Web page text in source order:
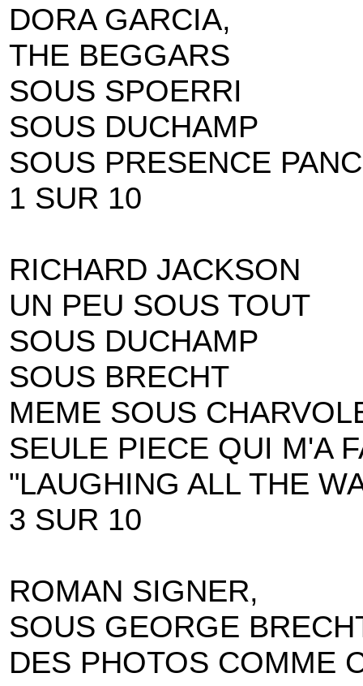
DORA GARCIA,
THE BEGGARS
SOUS SPOERRI
SOUS DUCHAMP
SOUS PRESENCE
1 SUR 10
RICHARD JACKSON
UN PEU SOUS TOUT
SOUS DUCHAMP
SOUS BRECHT
MEME SOUS
SEULE PIECE QUI M'A
"LAUGHING ALL THE
3 SUR 10
ROMAN SIGNER,
SOUS GEORGE
DES PHOTOS COMME